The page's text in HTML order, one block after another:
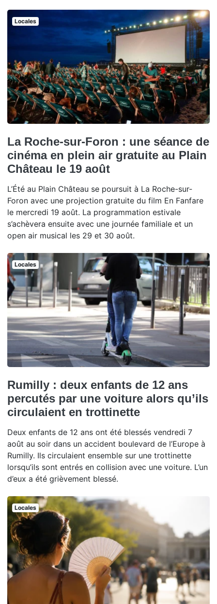
Locales
La Roche-sur-Foron : une séance de
cinéma en plein air gratuite au Plain
Château le 19 août
L’Été au Plain Château se poursuit à La Roche-sur-
Foron avec une projection gratuite du film En Fanfare
le mercredi 19 août. La programmation estivale
s’achèvera ensuite avec une journée familiale et un
open air musical les 29 et 30 août.
Locales
Rumilly : deux enfants de 12 ans
percutés par une voiture alors qu’ils
circulaient en trottinette
Deux enfants de 12 ans ont été blessés vendredi 7
août au soir dans un accident boulevard de l’Europe à
Rumilly. Ils circulaient ensemble sur une trottinette
lorsqu’ils sont entrés en collision avec une voiture. L’un
d’eux a été grièvement blessé.
Locales